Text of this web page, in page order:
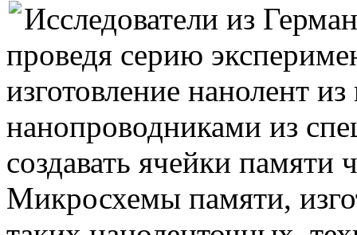
Исследователи из
проведя серию
изготовление нанолент
нанопроводниками из
создавать ячейки
Микросхемы памяти,